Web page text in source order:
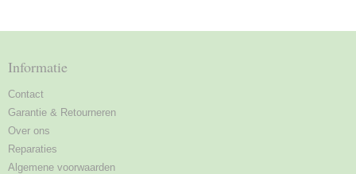
Informatie
Contact
Garantie & Retourneren
Over ons
Reparaties
Algemene voorwaarden